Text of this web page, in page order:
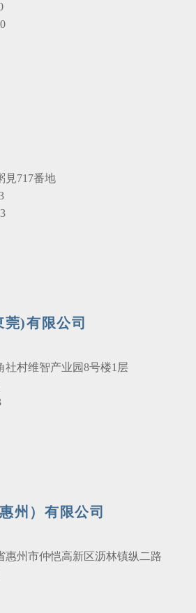
見717番地
)有限公司
社村维智产业园8号楼1层
州）有限公司
惠州市仲恺高新区沥林镇纵二路